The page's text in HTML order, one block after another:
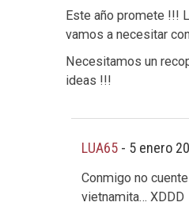
Este año promete !!!
vamos a necesitar
Necesitamos un
ideas !!!
LUA65 - 5 enero
Conmigo no
vietnamita… XDDD